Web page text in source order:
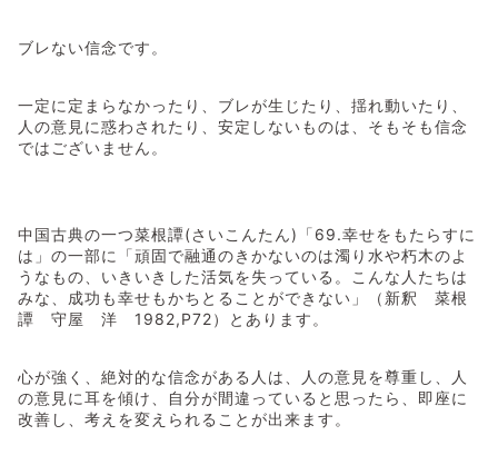
ブレない信念です。
一定に定まらなかったり、ブレが生じたり、揺れ動いたり、
人の意見に惑わされたり、安定しないものは、そもそも信念
ではございません。
中国古典の一つ菜根譚(さいこんたん)「69.幸せをもたらすに
は」の一部に「頑固で融通のきかないのは濁り水や朽木のよ
うなもの、いきいきした活気を失っている。こんな人たちは
みな、成功も幸せもかちとることができない」（新釈 菜根
譚 守屋 洋 1982,P72）とあります。
心が強く、絶対的な信念がある人は、人の意見を尊重し、人
の意見に耳を傾け、自分が間違っていると思ったら、即座に
改善し、考えを変えられることが出来ます。